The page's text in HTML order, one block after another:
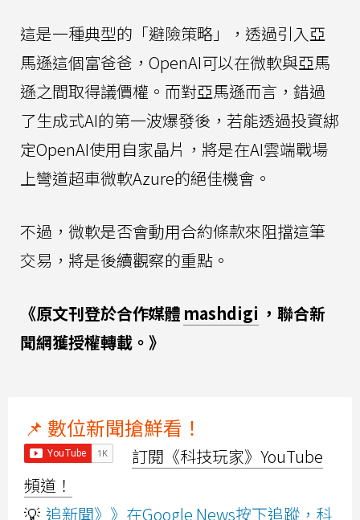
這是一種典型的「避險策略」，透過引入亞
馬遜這個富爸爸，OpenAI可以在微軟與亞馬
遜之間取得議價權。而對亞馬遜而言，錯過
了生成式AI的第一波爆發後，若能透過投資綁
定OpenAI使用自家晶片，將是在AI雲端戰場
上彎道超車微軟Azure的絕佳機會。
不過，微軟是否會動用合約條款來阻擋這筆
交易，將是後續觀察的重點。
《原文刊登於合作媒體 mashdigi ，聯合新
聞網獲授權轉載。》
📌 數位新聞搶鮮看！
訂閱《科技玩家》YouTube
頻道！
💡 追新聞》》在Google News按下追蹤，科